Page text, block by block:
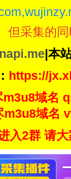
采集的
|本
https://
m3u8域名
m3u8域名
入2群 请